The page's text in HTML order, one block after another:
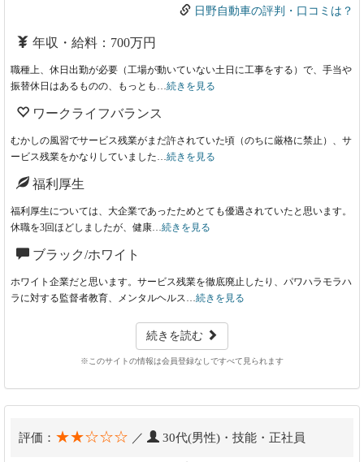
日野自動車の評判・口コミは？
年収・給料：700万円
職種上、休日出勤が必要（工場が動いていない土日に工事をする）で、手当や
振替休日はあるものの、もっとも…続きを見る
ワークライフバランス
むかしの風習でサービス残業がまだ許されていた頃（のちに厳格に禁止）、サ
ービス残業をかなりしていました…続きを見る
福利厚生
福利厚生については、大企業であったためとても優遇されていたと思います。
休職を3回ほどしましたが、健康…続きを見る
ブラック/ホワイト
ホワイト企業だと思います。サービス残業を徹底廃止したり、パワハラモラハ
ラに対する監督者教育、メンタルヘルス…続きを見る
続きを読む
※このサイトの情報は会員登録なしですべて見られます
評価： ★★☆☆☆ ／ 30代(男性)・技能・正社員